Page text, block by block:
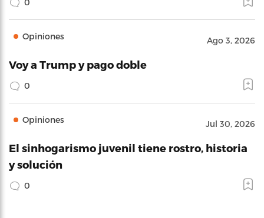
Opiniones Ago 3, 2026
Voy a Trump y pago doble
0
Opiniones Jul 30, 2026
El sinhogarismo juvenil tiene rostro, historia
y solución
0